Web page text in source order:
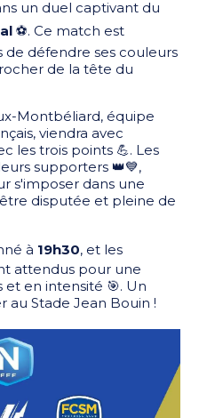
un duel captivant du
⚽. Ce match est
de défendre ses couleurs
de la tête du
Montbéliard, équipe
viendra avec
les trois points 💪. Les
supporters 👑💙,
s'imposer dans une
disputée et pleine de
à 19h30, et les
attendus pour une
en intensité 🎯. Un
au Stade Jean Bouin !